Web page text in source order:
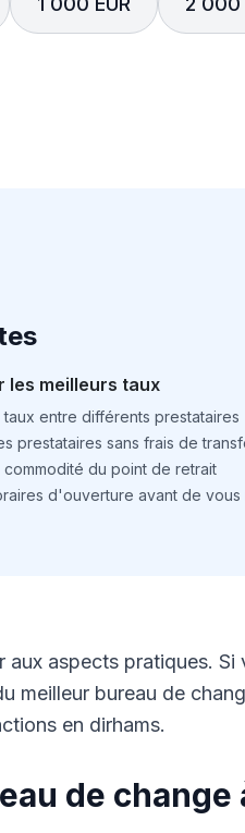
les meilleurs taux
entre différents prestataires
prestataires sans frais de
du point de retrait
d'ouverture avant de vous
aux aspects pratiques. Si
meilleur bureau de
en dirhams.
de change